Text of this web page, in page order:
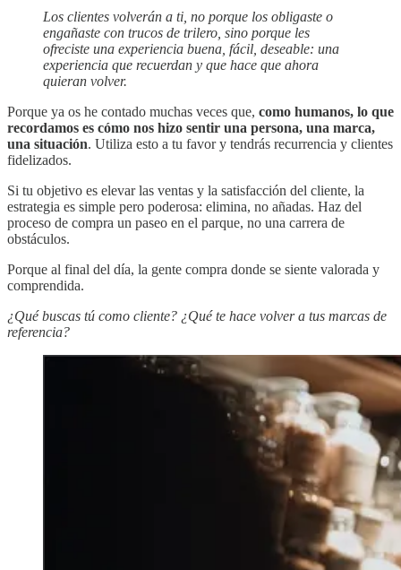
Los clientes volverán a ti, no porque los obligaste o
engañaste con trucos de trilero, sino porque les
ofreciste una experiencia buena, fácil, deseable: una
experiencia que recuerdan y que hace que ahora
quieran volver.
Porque ya os he contado muchas veces que, como humanos, lo que
recordamos es cómo nos hizo sentir una persona, una marca,
una situación. Utiliza esto a tu favor y tendrás recurrencia y clientes
fidelizados.
Si tu objetivo es elevar las ventas y la satisfacción del cliente, la
estrategia es simple pero poderosa: elimina, no añadas. Haz del
proceso de compra un paseo en el parque, no una carrera de
obstáculos.
Porque al final del día, la gente compra donde se siente valorada y
comprendida.
¿Qué buscas tú como cliente? ¿Qué te hace volver a tus marcas de
referencia?